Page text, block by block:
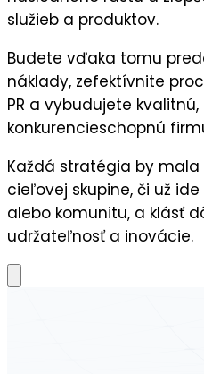
služieb a produktov.
Budete vďaka tomu
náklady, zefektívnite
PR a vybudujete
konkurencieschopnú
Každá stratégia by
cieľovej skupine, či už
alebo komunitu, a klásť
udržateľnosťa inovácie.